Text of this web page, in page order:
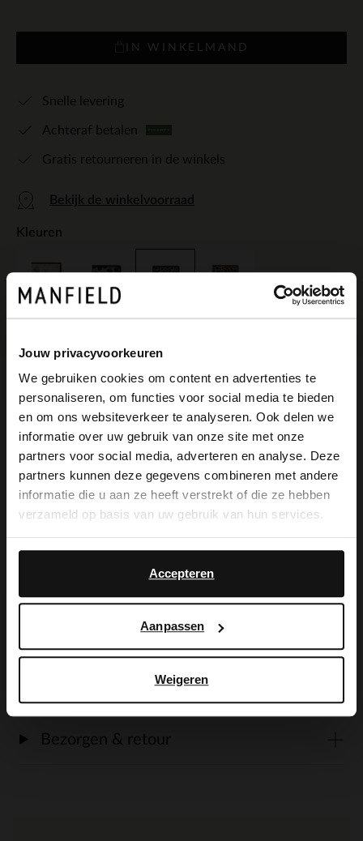
Jouw privacyvoorkeuren
We gebruiken cookies om content en advertenties te
personaliseren, om functies voor social media te bieden
en om ons websiteverkeer te analyseren. Ook delen we
informatie over uw gebruik van onze site met onze
partners voor social media, adverteren en analyse. Deze
partners kunnen deze gegevens combineren met andere
informatie die u aan ze heeft verstrekt of die ze hebben
verzameld op basis van uw gebruik van hun services.
Accepteren
Aanpassen
Weigeren
IN WINKELMAND
Snelle levering
Achteraf betalen
Gratis retourneren in de winkels
Bekijk de winkelvoorraad
Kleuren
Omschrijving
Portemonnee met leopard print van
Manfield met drukknoop sluiting en
8x11x2 cm (BxHxD).
Bezorgen & retour
×
View this website in English?
It looks like your language isn't Dutch. Would
you like to switch to English?
English